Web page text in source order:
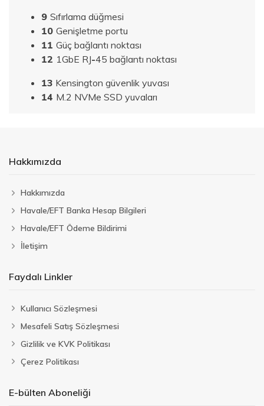
9 Sıfırlama düğmesi
10 Genişletme portu
11 Güç bağlantı noktası
12 1GbE RJ-45 bağlantı noktası
13 Kensington güvenlik yuvası
14 M.2 NVMe SSD yuvaları
Hakkımızda
Hakkımızda
Havale/EFT Banka Hesap Bilgileri
Havale/EFT Ödeme Bildirimi
İletişim
Faydalı Linkler
Kullanıcı Sözleşmesi
Mesafeli Satış Sözleşmesi
Gizlilik ve KVK Politikası
Çerez Politikası
E-bülten Aboneliği